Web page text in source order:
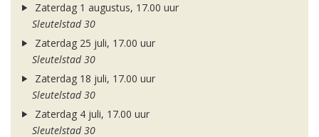
Zaterdag 1 augustus, 17.00 uur
Sleutelstad 30
Zaterdag 25 juli, 17.00 uur
Sleutelstad 30
Zaterdag 18 juli, 17.00 uur
Sleutelstad 30
Zaterdag 4 juli, 17.00 uur
Sleutelstad 30